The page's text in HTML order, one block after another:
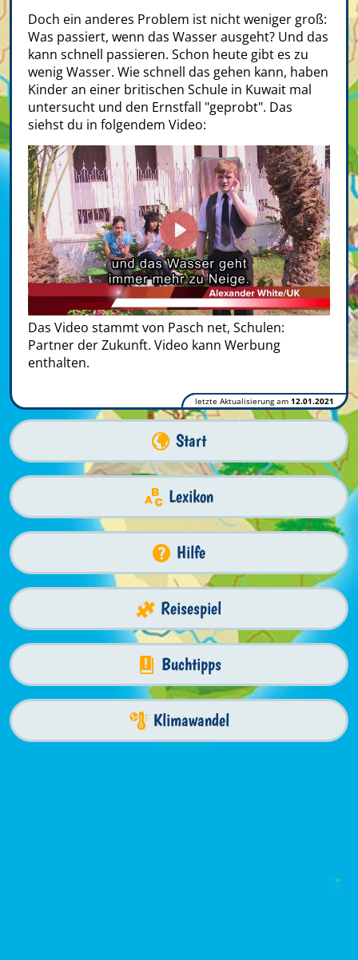
Doch ein anderes Problem ist nicht weniger groß:
Was passiert, wenn das Wasser ausgeht? Und das
kann schnell passieren. Schon heute gibt es zu
wenig Wasser. Wie schnell das gehen kann, haben
Kinder an einer britischen Schule in Kuwait mal
untersucht und den Ernstfall "geprobt". Das
siehst du in folgendem Video:
Play
Das Video stammt von Pasch net, Schulen:
Partner der Zukunft. Video kann Werbung
enthalten.
letzte Aktualisierung am 12.01.2021
Start
Lexikon
Hilfe
Reisespiel
Buchtipps
Klimawandel